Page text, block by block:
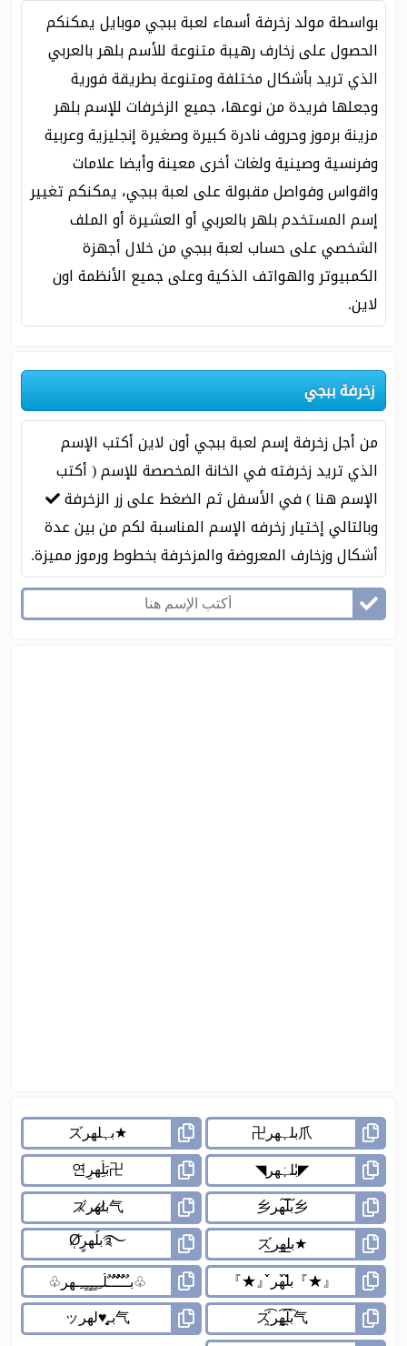
بواسطة مولد زخرفة أسماء لعبة ببجي موبايل يمكنكم
الحصول على زخارف رهيبة متنوعة للأسم بلهر بالعربي
الذي تريد بأشكال مختلفة ومتنوعة بطريقة فورية
وجعلها فريدة من نوعها، جميع الزخرفات للإسم بلهر
مزينة برموز وحروف نادرة كبيرة وصغيرة إنجليزية وعربية
وفرنسية وصينية ولغات أخرى معينة وأيضا علامات
واقواس وفواصل مقبولة على لعبة ببجي، يمكنكم تغيير
إسم المستخدم بلهر بالعربي أو العشيرة أو الملف
الشخصي على حساب لعبة ببجي من خلال أجهزة
الكمبيوتر والهواتف الذكية وعلى جميع الأنظمة اون
لاين.
زخرفة ببجي
من أجل زخرفة إسم لعبة ببجي أون لاين أكتب الإسم
الذي تريد زخرفته في الخانة المخصصة للإسم ( أكتب
الإسم هنا ) في الأسفل ثم الضغط على زر الزخرفة
وبالتالي إختيار زخرفه الإسم المناسبة لكم من بين عدة
أشكال وزخارف المعروضة والمزخرفة بخطوط ورموز مميزة.